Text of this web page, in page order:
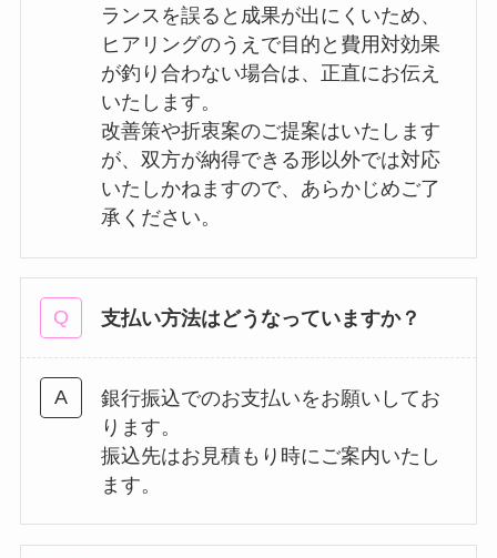
ランスを誤ると成果が出にくいため、
ヒアリングのうえで目的と費用対効果
が釣り合わない場合は、正直にお伝え
いたします。
改善策や折衷案のご提案はいたします
が、双方が納得できる形以外では対応
いたしかねますので、あらかじめご了
承ください。
支払い方法はどうなっていますか？
銀行振込でのお支払いをお願いしてお
ります。
振込先はお見積もり時にご案内いたし
ます。